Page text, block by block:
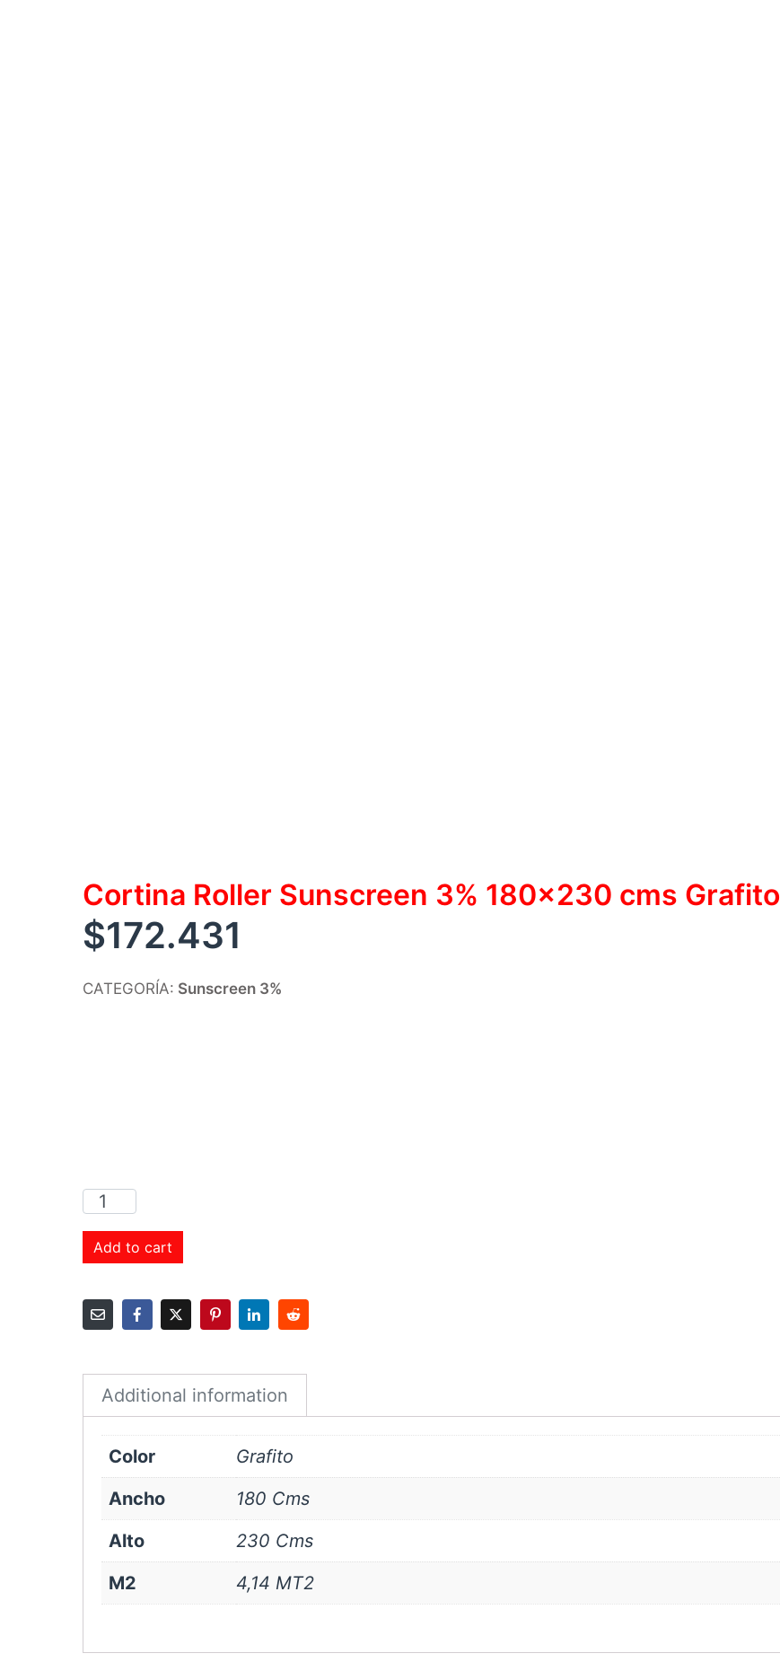
Cortina Roller Sunscreen 3% 180×230 cms Grafito
$172.431
CATEGORÍA: Sunscreen 3%
Cortina
Sunscreen
3%
cms
Add to cart
Additional information
Color
Grafito
Ancho
180 Cms
Alto
230 Cms
M2
4,14 MT2